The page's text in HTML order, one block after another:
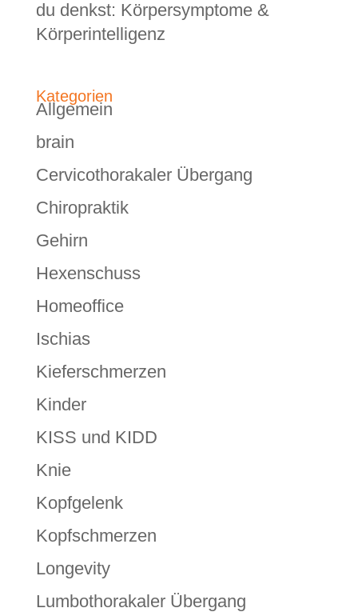
du denkst: Körpersymptome &
Körperintelligenz
Kategorien
Allgemein
brain
Cervicothorakaler Übergang
Chiropraktik
Gehirn
Hexenschuss
Homeoffice
Ischias
Kieferschmerzen
Kinder
KISS und KIDD
Knie
Kopfgelenk
Kopfschmerzen
Longevity
Lumbothorakaler Übergang